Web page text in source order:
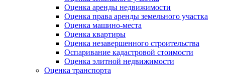
Оценка аренды недвижимости
Оценка права аренды земельного участка
Оценка машино-места
Оценка квартиры
Оценка незавершенного строительства
Оспаривание кадастровой стоимости
Оценка элитной недвижимости
Оценка транспорта